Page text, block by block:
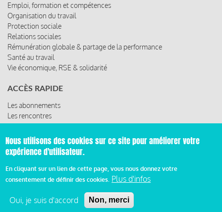
Emploi, formation et compétences
Organisation du travail
Protection sociale
Relations sociales
Rémunération globale & partage de la performance
Santé au travail
Vie économique, RSE & solidarité
ACCÈS RAPIDE
Les abonnements
Les rencontres
Les ressources
© 2019 Miroir Social - Réalisé parCafffeine
Pied
Mentions légales et condition générale d’utilisation et
d’abonnement
Nous utilisons des cookies sur ce site pour améliorer votre
expérience d'utilisateur.
En cliquant sur un lien de cette page, vous nous donnez votre
consentement de définir des cookies. Plus d'infos
Oui, je suis d'accord Non, merci